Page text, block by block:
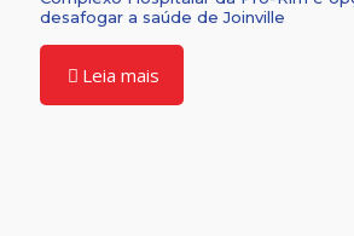
desafogar a saúde de Joinville
Leia mais